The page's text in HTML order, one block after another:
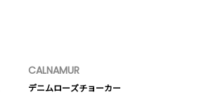
CALNAMUR
デニムローズチョーカー